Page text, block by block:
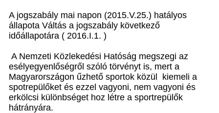
A jogszabály mai napon (2015.V.25.) hatályos
állapota Váltás a jogszabály következő
időállapotára ( 2016.I.1. )
A Nemzeti Közlekedési Hatóság megszegi az
esélyegyenlőségről szóló törvényt is, mert a
Magyarországon űzhető sportok közül kiemeli a
spotrepülőket és ezzel vagyoni, nem vagyoni és
erkölcsi különbséget hoz létre a sportrepülők
hátrányára.